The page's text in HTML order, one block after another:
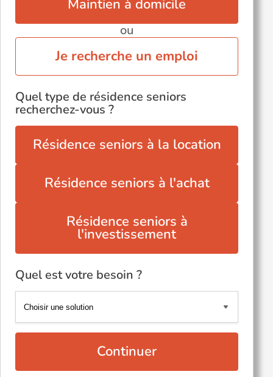
Maintien à domicile
ou
Je recherche un emploi
Quel type de résidence seniors
recherchez-vous ?
Résidence seniors à la location
Résidence seniors à l'achat
Résidence seniors à
l'investissement
Quel est votre besoin ?
Continuer